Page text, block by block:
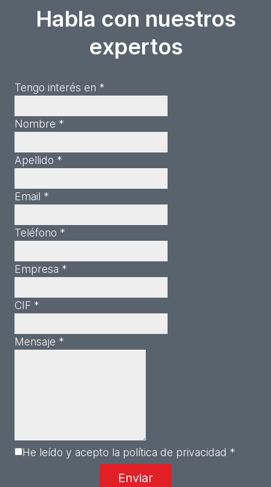
Habla con nuestros
expertos
Tengo interés en *
Nombre *
Apellido *
Email *
Teléfono *
Empresa *
CIF *
Mensaje *
He leído y acepto la política de privacidad *